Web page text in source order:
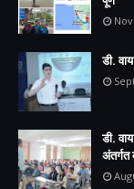
डी.
डी.
अंतर्गत